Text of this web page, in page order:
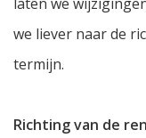
we liever naar de
termijn.
Richting van de